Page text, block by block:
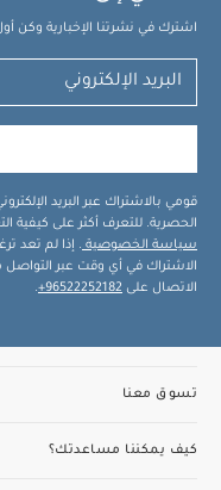
اشترك في نشرتنا الإخبارية وكن
قومي بالاشتراك عبر البريد
الحصرية. للتعرف أكثر على كيفية
سياسة الخصوصية . إذا لم تعد
الاشتراك في أي وقت عبر التواصل
الاتصال على 96522252182+
.
تسوق معنا
كيف يمكننا مساعدتك؟